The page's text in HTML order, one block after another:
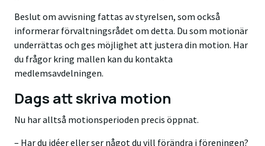
Beslut om avvisning fattas av styrelsen, som också
informerar förvaltningsrådet om detta. Du som motionär
underrättas och ges möjlighet att justera din motion. Har
du frågor kring mallen kan du kontakta
medlemsavdelningen.
Dags att skriva motion
Nu har alltså motionsperioden precis öppnat.
– Har du idéer eller ser något du vill förändra i föreningen?